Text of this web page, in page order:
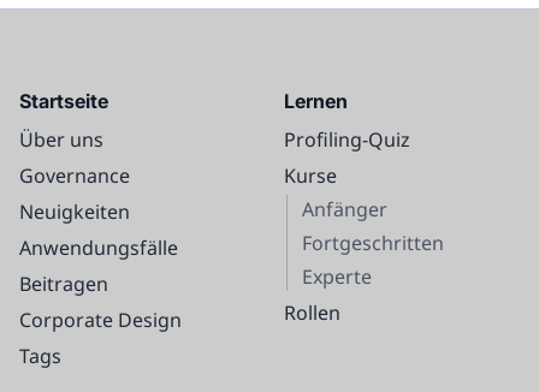
Startseite
Über uns
Governance
Neuigkeiten
Anwendungsfälle
Beitragen
Corporate Design
Tags
Lernen
Profiling-Quiz
Kurse
Anfänger
Fortgeschritten
Experte
Rollen